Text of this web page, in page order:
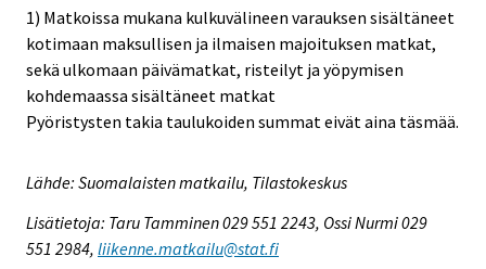
1) Matkoissa mukana kulkuvälineen varauksen sisältäneet
kotimaan maksullisen ja ilmaisen majoituksen matkat,
sekä ulkomaan päivämatkat, risteilyt ja yöpymisen
kohdemaassa sisältäneet matkat
Pyöristysten takia taulukoiden summat eivät aina täsmää.
Lähde: Suomalaisten matkailu, Tilastokeskus
Lisätietoja: Taru Tamminen 029 551 2243, Ossi Nurmi 029
551 2984, liikenne.matkailu@stat.fi